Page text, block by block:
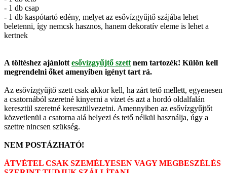
- 1 db csap
- 1 db kaspótartó edény, melyet az esővízgyűjtő szájába lehet
beletenni, így nemcsk hasznos, hanem dekoratív eleme is lehet a
kertnek
A töltéshez ajánlott esővízgyűjtő szett nem tartozék! Külön kell
megrendelni őket amenyiben igényt tart rá.
Az esővízgyűjtő szett csak akkor kell, ha zárt tető mellett, egyenesen
a csatornából szeretné kinyerni a vizet és azt a hordó oldalfalán
keresztül szeretné keresztülvezetni. Amennyiben az esővízgyűjtőt
közvetlenül a csatorna alá helyezi és tető nélkül használja, úgy a
szettre nincsen szükség.
NEM POSTÁZHATÓ!
ÁTVÉTEL CSAK SZEMÉLYESEN VAGY MEGBESZÉLÉS